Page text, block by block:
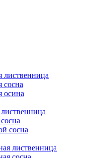
лиственница
сосна
осина
сосна
лиственница